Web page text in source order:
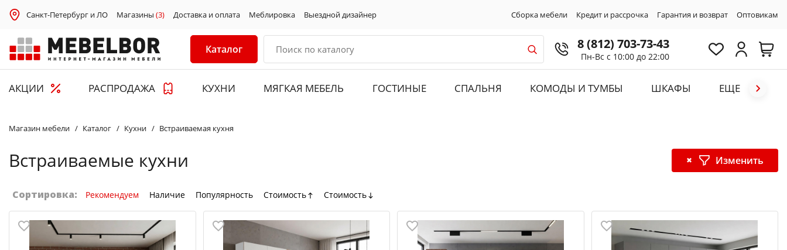
Санкт-Петербург и ЛО Магазины (3) Доставка и оплата Меблировка Выездной дизайнер Сборка мебели Кредит и рассрочка Гарантия и возврат Оптовикам
Каталог 8 (812) 703-73-43
Пн-Вс с 10:00 до 22:00
АКЦИИ РАСПРОДАЖА КУХНИ МЯГКАЯ МЕБЕЛЬ ГОСТИНЫЕ СПАЛЬНЯ КОМОДЫ И ТУМБЫ ШКАФЫ ЕЩЕ
Магазин мебели Каталог Кухни Встраиваемая кухня
Встраиваемые кухни Изменить
Сортировка: Рекомендуем Наличие Популярность Стоимость Стоимость